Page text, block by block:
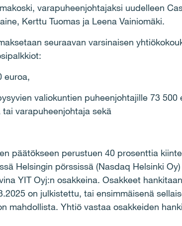
varapuheenjohtajaksi uudelleen
Kerttu Tuomas ja Leena Vainiomäki.
seuraavan varsinaisen
euroa,
valiokuntien puheenjohtajille 73 500
varapuheenjohtaja sekä
päätökseen perustuen 40 prosenttia
Helsingin pörssissä (Nasdaq Helsinki
YIT Oyj:n osakkeina. Osakkeet
on julkistettu, tai ensimmäisenä
mahdollista. Yhtiö vastaa osakkeiden